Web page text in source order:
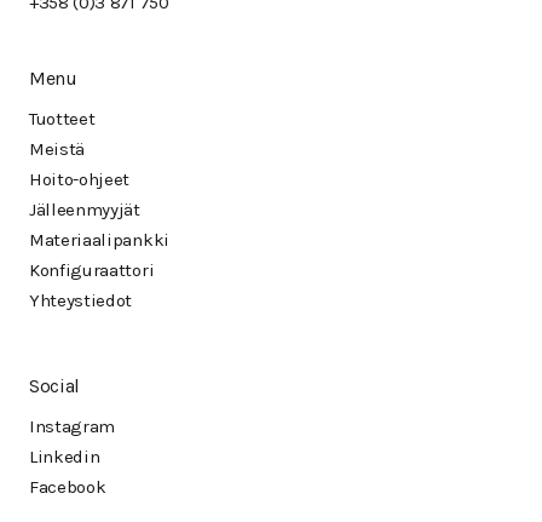
Menu
Tuotteet
Meistä
Hoito-ohjeet
Jälleenmyyjät
Materiaalipankki
Konfiguraattori
Yhteystiedot
Social
Instagram
Linkedin
Facebook